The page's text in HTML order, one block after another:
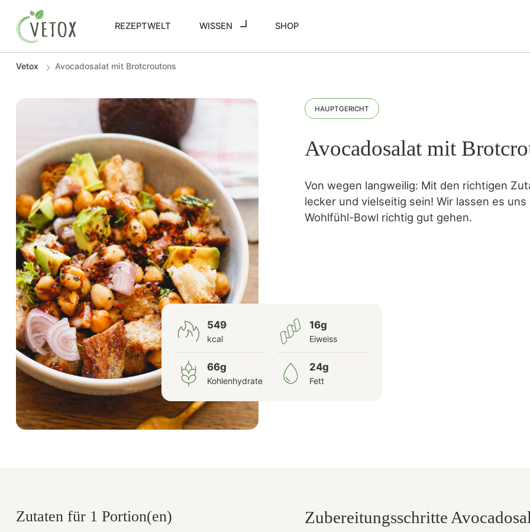
REZEPTWELT WISSEN SHOP
Vetox Avocadosalat mit Brotcroutons
HAUPTGERICHT
Avocadosalat mit
Von wegen langweilig: Mit den richtigen
lecker und vielseitig sein! Wir lassen es
Wohlfühl-Bowl richtig gut gehen.
549
kcal
16g
Eiweiss
66g
Kohlenhydrate
24g
Fett
Zutaten für 1 Portion(en) Zubereitungsschritte